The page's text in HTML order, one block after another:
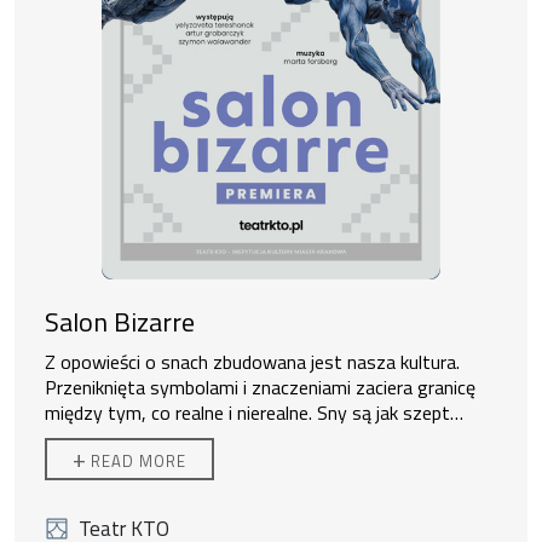
Salon Bizarre
Z opowieści o snach zbudowana jest nasza kultura.
Przeniknięta symbolami i znaczeniami zaciera granicę
między tym, co realne i nierealne. Sny są jak szept
podświadomości, które zostały uciszone.
w świetle dnia wydają się być niedopuszczalne, w nocy
powracają w formie cieni, rozmytych krajobrazów i
symbolicznych postaci. W końcu okazuje się, że to, co
Zwycięzcy Nagrody Głównej 1. edycji Festiwalu Ciało i
Czas
Reżyseria: Jakub Mędrzycki, Ilona Gumowska
+ READ MORE
Teatr KTO